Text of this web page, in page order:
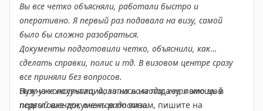
Итог - спустя ровно 45 дней – у меня мой паспорт с
долгожданной французской визой на полгода!!!
Возвращаюсь к истории с картой таджикского банка,
мне ее всё таки доставили почти через 3.5 месяца!
Скачала приложение, карту активировала и уже
пользовалась ей. Всё работает !
Вы все четко объясняли, работали быстро и
оперативно. Я первый раз подавала на визу, самой
было бы сложно разобраться.
Документы подготовили четко, объяснили, как
сделать справки, полис и тд. В визовом центре сразу
все приняли без вопросов.
Визу уже получила, дали на полгода, хотя это мой
первый шенген, очень радостно.
Нужна консультация, запись на подачу, помощь в
подготовке документов по визам, пишите на